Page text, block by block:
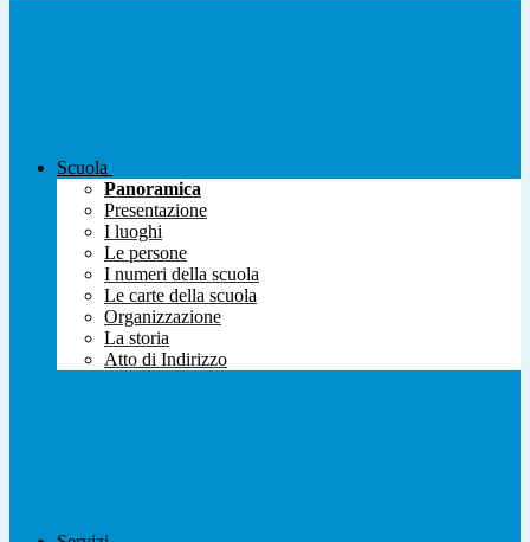
Scuola
Panoramica
Presentazione
I luoghi
Le persone
I numeri della scuola
Le carte della scuola
Organizzazione
La storia
Atto di Indirizzo